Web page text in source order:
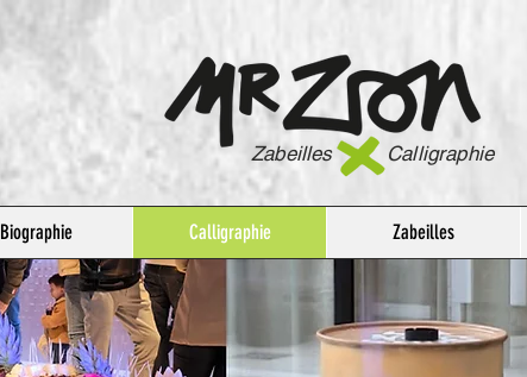
Zabeilles Calligraphie
Biographie Calligraphie Zabeilles